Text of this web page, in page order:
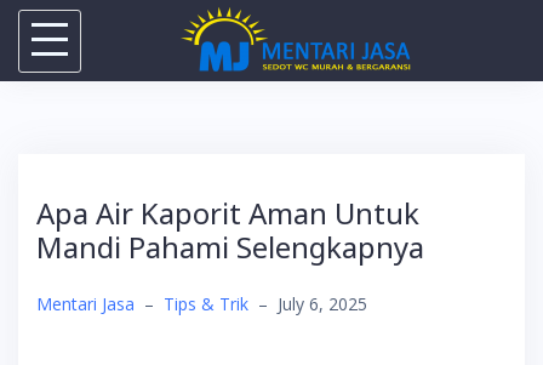
Skip
Apa Air Kaporit Aman Untuk
Mandi Pahami Selengkapnya
Mentari Jasa – Tips & Trik – July 6, 2025